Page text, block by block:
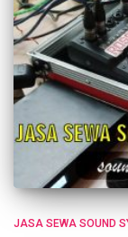
JASA SEWA SOUND